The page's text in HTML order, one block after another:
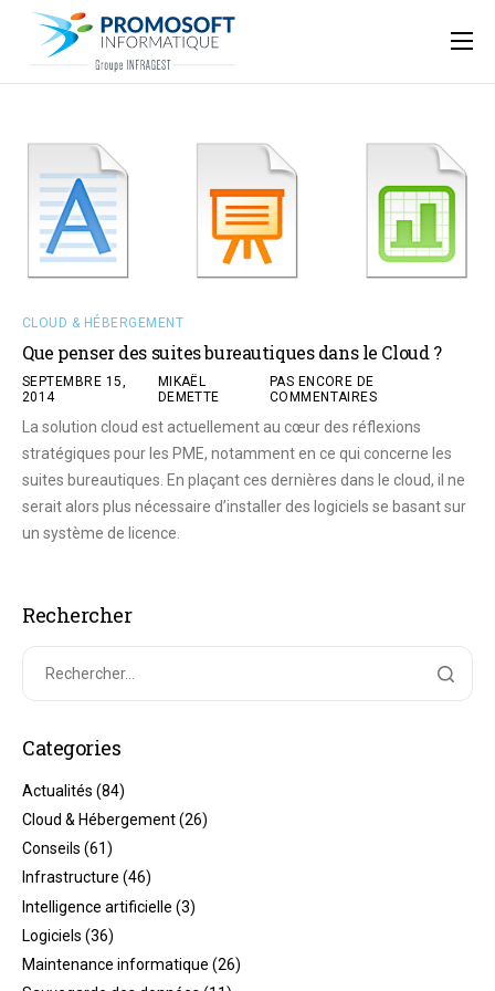
Qui sommes-nous ?
Nos ressources
Support
CLOUD & HÉBERGEMENT
Que penser des suites bureautiques dans le Cloud ?
SEPTEMBRE 15,
2014
MIKAËL
DEMETTE
PAS ENCORE DE
COMMENTAIRES
La solution cloud est actuellement au cœur des réflexions
stratégiques pour les PME, notamment en ce qui concerne les
suites bureautiques. En plaçant ces dernières dans le cloud, il ne
serait alors plus nécessaire d’installer des logiciels se basant sur
un système de licence.
Rechercher
Categories
Actualités (84)
Cloud & Hébergement(26)
Conseils (61)
Infrastructure (46)
Intelligence artificielle (3)
Logiciels (36)
Maintenance informatique (26)